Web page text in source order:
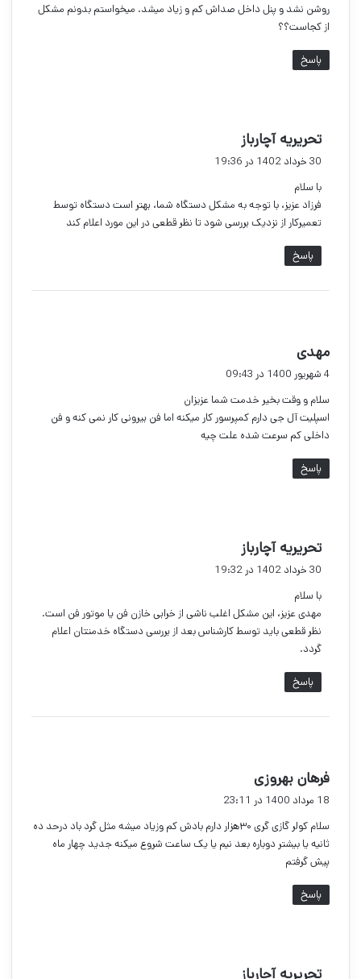
روشن نشد و پنل داخل صداش کم و زیاد میشد. میخواستم بدونم مشکل
از کجاست؟؟
پاسخ
تحریریه آچارباز
ف
30 خرداد 1402 در 19:36
با سلام
فرزاد عزیز، با توجه به مشکل دستگاه شما، بهتر است دستگاه توسط
تعمیرکار از نزدیک بررسی شود تا نظر قطعی در این مورد اعلام کند
پاسخ
مهدی
ت
:
4 شهریور 1400 در 09:43
سلام و وقت بخیر خدمت شما عزیزان
اسپلیت آل جی دارم کمپرسور کار میکنه اما فن بیرونی کار نمی کنه و فن
داخلی کم سرعت شده علت چیه
پاسخ
تحریریه آچارباز
ف
30 خرداد 1402 در 19:32
با سلام
مهدی عزیز، این مشکل اغلب ناشی از خرابی خازن فن یا موتور فن است.
نظر قطعی باید توسط کارشناس بعد از بررسی دستگاه خدمتتان اعلام
گردد.
پاسخ
فرهان بهروزی
ف
18 مرداد 1400 در 23:11
سلام کولر گازی گری ۳۰هزار دارم بادش کم وزیاد میشه مثل گرد باد درحد ده
ثانیه یا بیشتر دوباره بعد نیم یا یک ساعت شروع میکنه جدید چهار ماه
پیش گرفتم
پاسخ
تحریریه آچارباز